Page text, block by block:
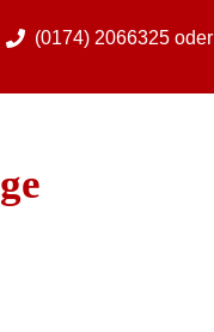
(0174) 2066325 oder